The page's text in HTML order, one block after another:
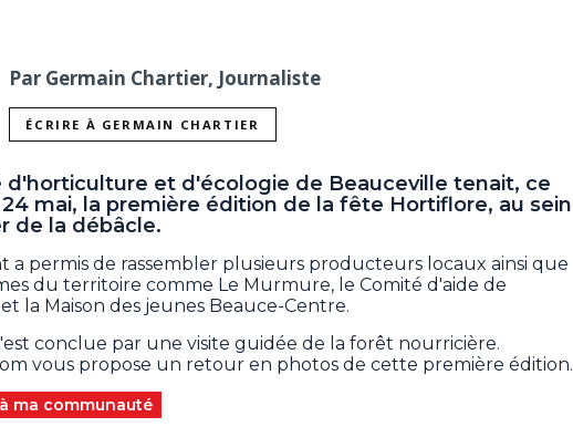
Par Germain Chartier, Journaliste
ÉCRIRE À GERMAIN CHARTIER
d'horticulture et d'écologie de Beauceville tenait, ce
mai, la première édition de la fête Hortiflore, au sein
de la débâcle.
a permis de rassembler plusieurs producteurs locaux ainsi que
du territoire comme Le Murmure, le Comité d'aide de
la Maison des jeunes Beauce-Centre.
conclue par une visite guidée de la forêt nourricière.
vous propose un retour en photos de cette première édition.
ma communauté